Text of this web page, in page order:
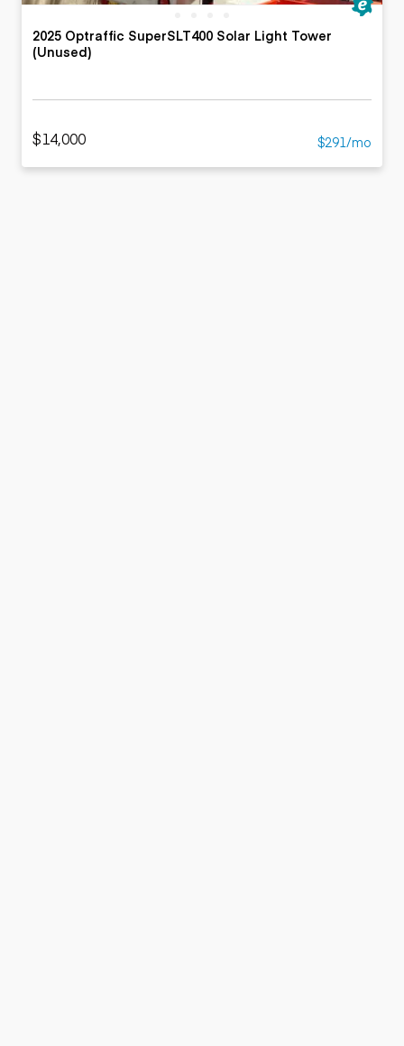
2025 Optraffic SuperSLT400 Solar Light Tower
(Unused)
$14,000 $291/mo